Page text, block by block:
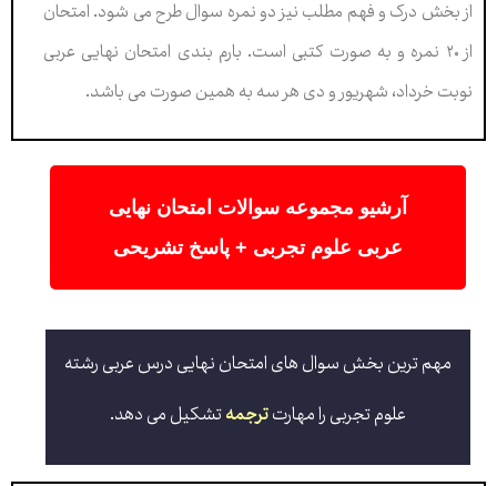
از بخش درک و فهم مطلب نیز دو نمره سوال طرح می شود. امتحان
از ۲۰ نمره و به صورت کتبی است. بارم بندی امتحان نهایی عربی
نوبت خرداد، شهریور و دی هر سه به همین صورت می باشد.
آرشیو مجموعه سوالات امتحان نهایی
عربی علوم تجربی + پاسخ تشریحی
مهم ترین بخش سوال های امتحان نهایی درس عربی رشته
علوم تجربی را مهارتترجمهتشکیل می دهد.